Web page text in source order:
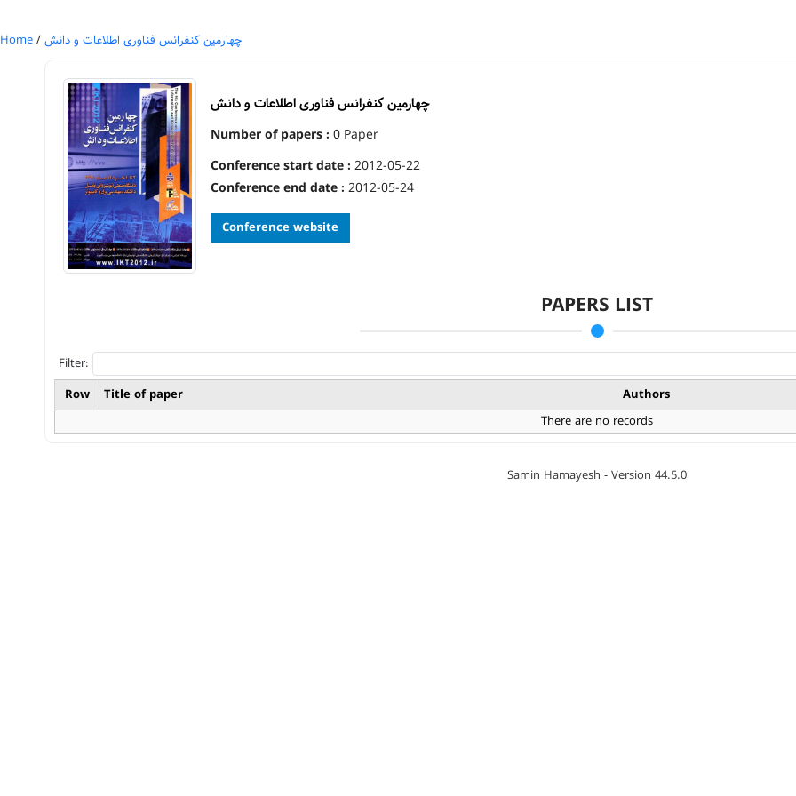
Home / چهارمین کنفرانس فناوری اطلاعات و دانش
چهارمین کنفرانس فناوری اطلاعات و دانش
Number of papers : 0 Paper
Conference start date : 2012-05-22
Conference end date : 2012-05-24
Conference website
PAPERS LIST
Filter:
Row
Title of paper
Authors
There are no records
Samin Hamayesh - Version 44.5.0